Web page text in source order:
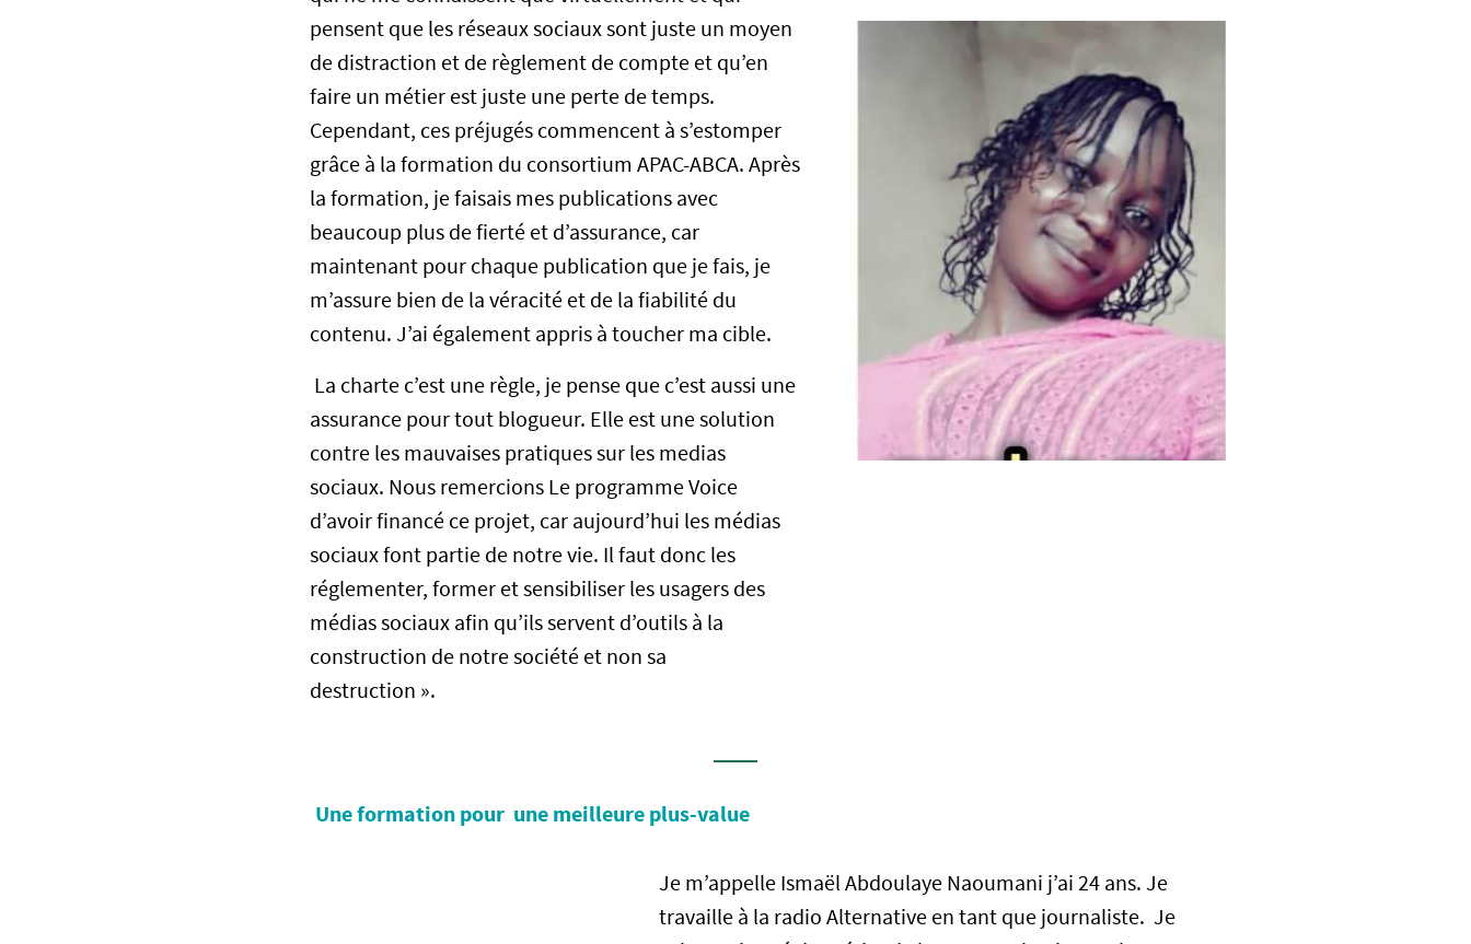
pensent que les réseaux sociaux sont juste un moyen
de distraction et de règlement de compte et qu’en
faire un métier est juste une perte de temps.
Cependant, ces préjugés commencent à s’estomper
grâce à la formation du consortium APAC-ABCA. Après
la formation, je faisais mes publications avec
beaucoup plus de fierté et d’assurance, car
maintenant pour chaque publication que je fais, je
m’assure bien de la véracité et de la fiabilité du
contenu. J’ai également appris à toucher ma cible.
La charte c’est une règle, je pense que c’est aussi une
assurance pour tout blogueur. Elle est une solution
contre les mauvaises pratiques sur les medias
sociaux. Nous remercions Le programme Voice
d’avoir financé ce projet, car aujourd’hui les médias
sociaux font partie de notre vie. Il faut donc les
réglementer, former et sensibiliser les usagers des
médias sociaux afin qu’ils servent d’outils à la
construction de notre société et non sa
destruction ».
Une formation pour une meilleure plus-value
Je m’appelle Ismaël Abdoulaye Naoumani j’ai 24 ans. Je
travaille à la radio Alternative en tant que journaliste. Je